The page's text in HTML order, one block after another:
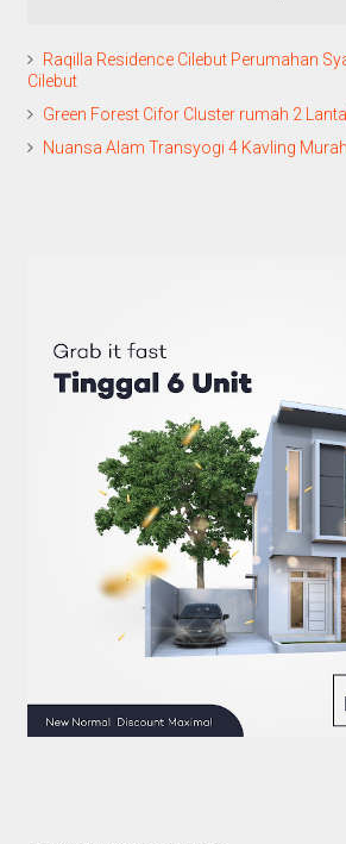
Raqilla Residence Cilebut Perumahan
Cilebut
Green Forest Cifor Cluster rumah 2
Nuansa Alam Transyogi 4 Kavling